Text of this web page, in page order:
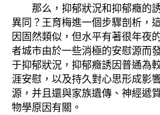
那么，抑郁狀況和抑郁癥的
異同？王育梅進一個步驟剖析，
因固然類似，但水平有著很年夜
者城市由於一些消極的安慰源而
于抑郁狀況，抑郁癥誘因普通為
涯安慰，以及持久對心思形成影
源，并且還與家族遺傳、神經遞
物學原因有關。